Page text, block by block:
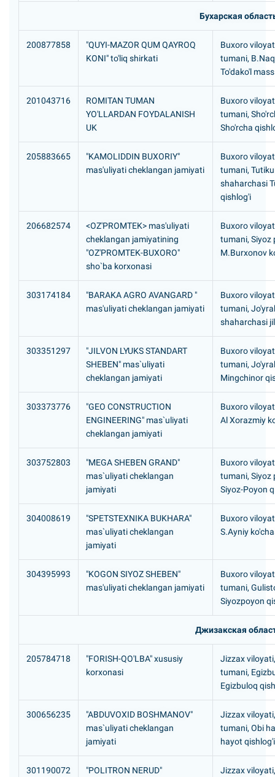
Бухарская
200877858
"QUYI-MAZOR QUM QAYROQ
KONI" to'liq shirkati
Buxoro
tumani,
To'dako'l
201043716
ROMITAN TUMAN
YO'LLARDAN FOYDALANISH
UK
Buxoro
tumani,
Sho'rcha
205883665
"KAMOLIDDIN BUXORIY"
mas'uliyati cheklangan jamiyati
Buxoro
tumani,
shaharchasi
qishlog'i
206682574
<OZ'PROMTEK> mas'uliyati
cheklangan jamiyatining
"OZ'PROMTEK-BUXORO"
sho`ba korxonasi
Buxoro
tumani, Siyoz
М.Burxonov
303174184
"BARAKA AGRO AVANGARD "
mas'uliyati cheklangan jamiyati
Buxoro
tumani,
shaharchasi
303351297
"JILVON LYUKS STANDART
SHEBEN" mas`uliyati
cheklangan jamiyati
Buxoro
tumani,
Mingchinor
303373776
"GEO CONSTRUCTION
ENGINEERING" mas`uliyati
cheklangan jamiyati
Buxoro
Al Xorazmiy
303752803
"MEGA SHEBEN GRAND"
mas`uliyati cheklangan
jamiyati
Buxoro
tumani, Siyoz
Siyoz-Poyon
304008619
"SPETSTEXNIKA BUKHARA"
mas`uliyati cheklangan
jamiyati
Buxoro
S.Ayniy
304395993
"KOGON SIYOZ SHEBEN"
mas'uliyati cheklangan jamiyati
Buxoro
tumani,
Siyozpoyon
Джизакская
205784718
"FORISH-QO'LBA" xususiy
korxonasi
Jizzax
tumani,
Egizbuloq
300656235
"ABDUVOXID BOSHMANOV"
mas`uliyati cheklangan
jamiyati
Jizzax
tumani, Obi
hayot qishlog'i
301190072 "POLITRON NERUD" Jizzax